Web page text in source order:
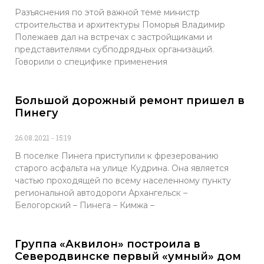
Разъяснения по этой важной теме министр
строительства и архитектуры Поморья Владимир
Полежаев дал на встречах с застройщиками и
представителями субподрядных организаций.
Говорили о специфике применения
Большой дорожный ремонт пришел в
Пинегу
26.08.2021 15:19
В поселке Пинега приступили к фрезерованию
старого асфальта на улице Кудрина. Она является
частью проходящей по всему населенному пункту
региональной автодороги Архангельск –
Белогорский – Пинега – Кимжа –
Группа «Аквилон» построила в
Северодвинске первый «умный» дом